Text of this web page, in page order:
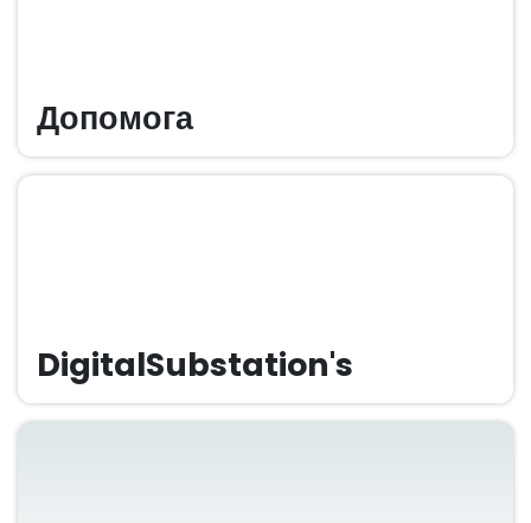
Допомога
DigitalSubstation's